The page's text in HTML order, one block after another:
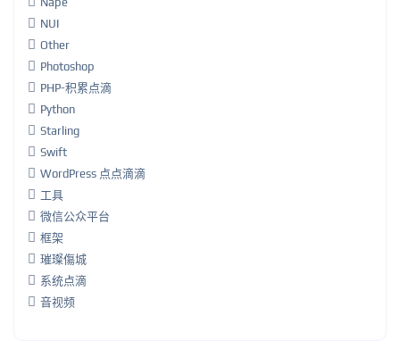
NUI
Other
Photoshop
PHP-积累点滴
Python
Starling
Swift
WordPress 点点滴滴
工具
微信公众平台
框架
璀璨傷城
系统点滴
音视频